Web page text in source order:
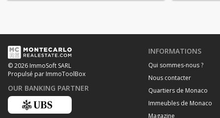
© 2026 ImmoSoft SARL
Propulsé par ImmoToolBox
OUR BANKING PARTNER
INFORMATIONS
Qui sommes-nous ?
Nous contacter
Quartiers de Monaco
Immeubles de Monaco
Magazine